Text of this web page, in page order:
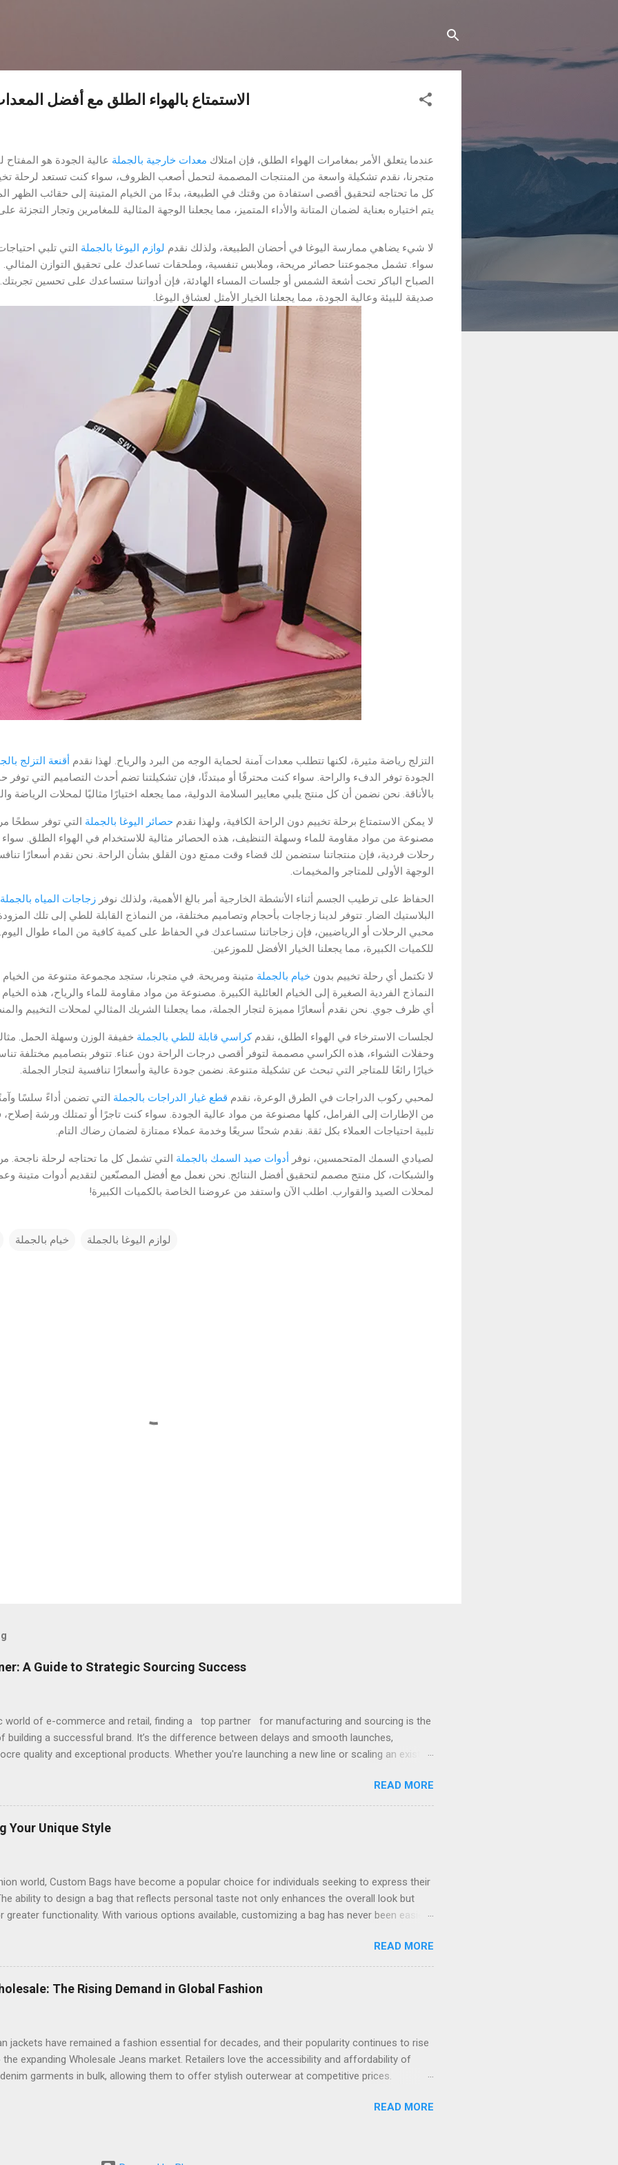
الاستمتاع بالهواء الطلق مع أفضل
عندما يتعلق الأمر بمغامرات الهواء الطلق، فإن امتلاك معدات خارجية بالجملة عالية الجودة هو
متجرنا، نقدم تشكيلة واسعة من المنتجات المصممة لتحمل أصعب الظروف، سواء كنت تستعد لرحلة
كل ما تحتاجه لتحقيق أقصى استفادة من وقتك في الطبيعة، بدءًا من الخيام المتينة إلى حقائب الظهر
يتم اختياره بعناية لضمان المتانة والأداء المتميز، مما يجعلنا الوجهة المثالية للمغامرين وتجار التجزئة
لا شيء يضاهي ممارسة اليوغا في أحضان الطبيعة، ولذلك نقدم لوازم اليوغا بالجملة التي تلبي
سواء. تشمل مجموعتنا حصائر مريحة، وملابس تنفسية، وملحقات تساعدك على تحقيق التوازن
الصباح الباكر تحت أشعة الشمس أو جلسات المساء الهادئة، فإن أدواتنا ستساعدك على تحسين
صديقة للبيئة وعالية الجودة، مما يجعلنا الخيار الأمثل لعشاق اليوغا.
التزلج رياضة مثيرة، لكنها تتطلب معدات آمنة لحماية الوجه من البرد والرياح. لهذا نقدم أقنعة التزلج
الجودة توفر الدفء والراحة. سواء كنت محترفًا أو مبتدئًا، فإن تشكيلتنا تضم أحدث التصاميم التي توفر
بالأناقة. نحن نضمن أن كل منتج يلبي معايير السلامة الدولية، مما يجعله اختيارًا مثاليًا لمحلات الرياضة
لا يمكن الاستمتاع برحلة تخييم دون الراحة الكافية، ولهذا نقدم حصائر اليوغا بالجملة التي توفر سطحًا
مصنوعة من مواد مقاومة للماء وسهلة التنظيف، هذه الحصائر مثالية للاستخدام في الهواء الطلق.
رحلات فردية، فإن منتجاتنا ستضمن لك قضاء وقت ممتع دون القلق بشأن الراحة. نحن نقدم أسعارًا
الوجهة الأولى للمتاجر والمخيمات.
الحفاظ على ترطيب الجسم أثناء الأنشطة الخارجية أمر بالغ الأهمية، ولذلك نوفر زجاجات المياه بالجملة
البلاستيك الضار. تتوفر لدينا زجاجات بأحجام وتصاميم مختلفة، من النماذج القابلة للطي إلى تلك
محبي الرحلات أو الرياضيين، فإن زجاجاتنا ستساعدك في الحفاظ على كمية كافية من الماء طوال
للكميات الكبيرة، مما يجعلنا الخيار الأفضل للموزعين.
لا تكتمل أي رحلة تخييم بدون خيام بالجملة متينة ومريحة. في متجرنا، ستجد مجموعة متنوعة من الخيام
النماذج الفردية الصغيرة إلى الخيام العائلية الكبيرة. مصنوعة من مواد مقاومة للماء والرياح، هذه
أي ظرف جوي. نحن نقدم أسعارًا مميزة لتجار الجملة، مما يجعلنا الشريك المثالي لمحلات التخييم
لجلسات الاسترخاء في الهواء الطلق، نقدمكراسي قابلة للطي بالجملة خفيفة الوزن وسهلة الحمل.
وحفلات الشواء، هذه الكراسي مصممة لتوفر أقصى درجات الراحة دون عناء. تتوفر بتصاميم مختلفة
خيارًا رائعًا للمتاجر التي تبحث عن تشكيلة متنوعة. نضمن جودة عالية وأسعارًا تنافسية لتجار الجملة.
لمحبي ركوب الدراجات في الطرق الوعرة، نقدم قطع غيار الدراجات بالجملة التي تضمن أداءً سلسًا
من الإطارات إلى الفرامل، كلها مصنوعة من مواد عالية الجودة. سواء كنت تاجرًا أو تمتلك ورشة
تلبية احتياجات العملاء بكل ثقة. نقدم شحنًا سريعًا وخدمة عملاء ممتازة لضمان رضاك التام.
لصيادي السمك المتحمسين، نوفر أدوات صيد السمك بالجملة التي تشمل كل ما تحتاجه لرحلة ناجحة.
والشبكات، كل منتج مصمم لتحقيق أفضل النتائج. نحن نعمل مع أفضل المصنّعين لتقديم أدوات متينة
لمحلات الصيد والقوارب. اطلب الآن واستفد من عروضنا الخاصة بالكميات الكبيرة!
خيام بالجملة لوازم اليوغا بالجملة
A Guide to Strategic Sourcing Success
world of e-commerce and retail, finding a top partner for manufacturing and sourcing is the
building a successful brand. It’s the difference between delays and smooth launches,
quality and exceptional products. Whether you're launching a new line or scaling an existing
with clarity on your needs and a strategic approach to vetting potential collaborators. One of
pathways is to leverage specialized sourcing agencies. For instance, a company like
can be invaluable. These experts act as your bridge to verified factories, handling quality
and negotiations. They simplify the complex process of connecting with manufacturers,
are looking to produce diverse product categories. By using such a service, you mitigate risk
READ MORE
Your Unique Style
world, Custom Bags have become a popular choice for individuals seeking to express their
ability to design a bag that reflects personal taste not only enhances the overall look but
functionality. With various options available, customizing a bag has never been easier,
is Custom Tote Bags . These versatile bags are ideal for everyday use, whether for
or leisure. By choosing materials, colors, and designs that resonate with your personality, you
that stands out in any setting. The customization process empowers you to make a
enjoying practicality. Another popular category is Custom Handbags , which can range from
spacious shoulder bags. Designing your own handbag allows you to select elements like
READ MORE
The Rising Demand in Global Fashion
jackets have remained a fashion essential for decades, and their popularity continues to rise
expanding Wholesale Jeans market. Retailers love the accessibility and affordability of
garments in bulk, allowing them to offer stylish outerwear at competitive prices.
By offering a vast range of designs and washes, these sourcing platforms simplify the
they are styling them casually or using them as statement pieces for seasonal outfits.
READ MORE